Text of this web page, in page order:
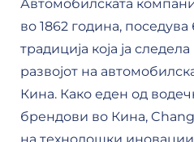
Автомобилската
во 1862 година, поседува
традиција која ја
развојот на
Кина. Како еден од
брендови во Кина,
на технолошки